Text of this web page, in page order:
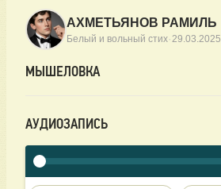
АХМЕТЬЯНОВ РАМИЛЬ
Белый и вольный стих·29.03.2025
МЫШЕЛОВКА
АУДИОЗАПИСЬ